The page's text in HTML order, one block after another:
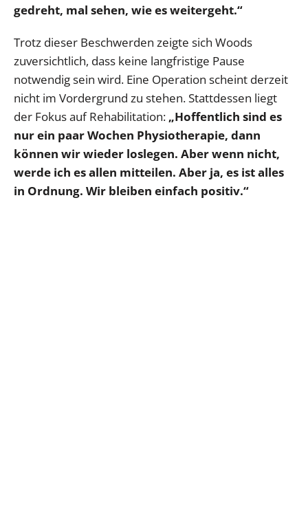
gedreht, mal sehen, wie es weitergeht.“
Trotz dieser Beschwerden zeigte sich Woods
zuversichtlich, dass keine langfristige Pause
notwendig sein wird. Eine Operation scheint derzeit
nicht im Vordergrund zu stehen. Stattdessen liegt
der Fokus auf Rehabilitation: „Hoffentlich sind es
nur ein paar Wochen Physiotherapie, dann
können wir wieder loslegen. Aber wenn nicht,
werde ich es allen mitteilen. Aber ja, es ist alles
in Ordnung. Wir bleiben einfach positiv.“